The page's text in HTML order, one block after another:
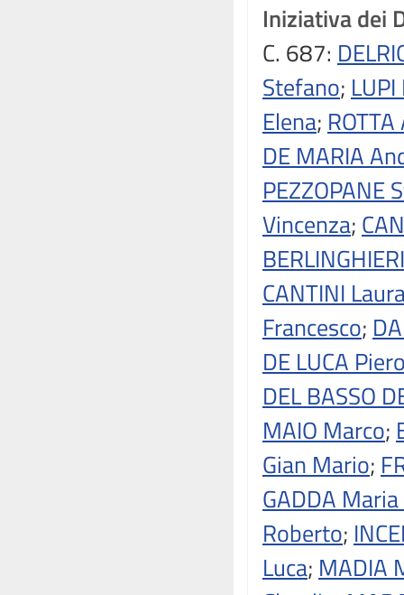
Iniziativa dei
C. 687:
Stefano;
Elena;
DE MARIA
PEZZOPANE
Vincenza;
CANTINI
Francesco;
DE LUCA
DEL BASSO
MAIO Marco;
Gian Mario;
GADDA
Roberto;
Luca; MADIA